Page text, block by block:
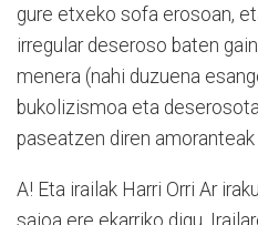
gure etxeko sofa erosoan,
irregular deseroso baten
menera (nahi duzuena
bukolizismoa eta
paseatzen diren amoranteak
A! Eta irailak Harri Orri Ar
saioa ere ekarriko digu.